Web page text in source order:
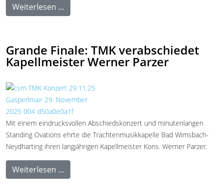
Weiterlesen ...
Grande Finale: TMK verabschiedet
Kapellmeister Werner Parzer
Mit einem eindrucksvollen Abschiedskonzert und minutenlangen
Standing Ovations ehrte die Trachtenmusikkapelle Bad Wimsbach-
Neydharting ihren langjährigen Kapellmeister Kons. Werner Parzer.
Weiterlesen ...